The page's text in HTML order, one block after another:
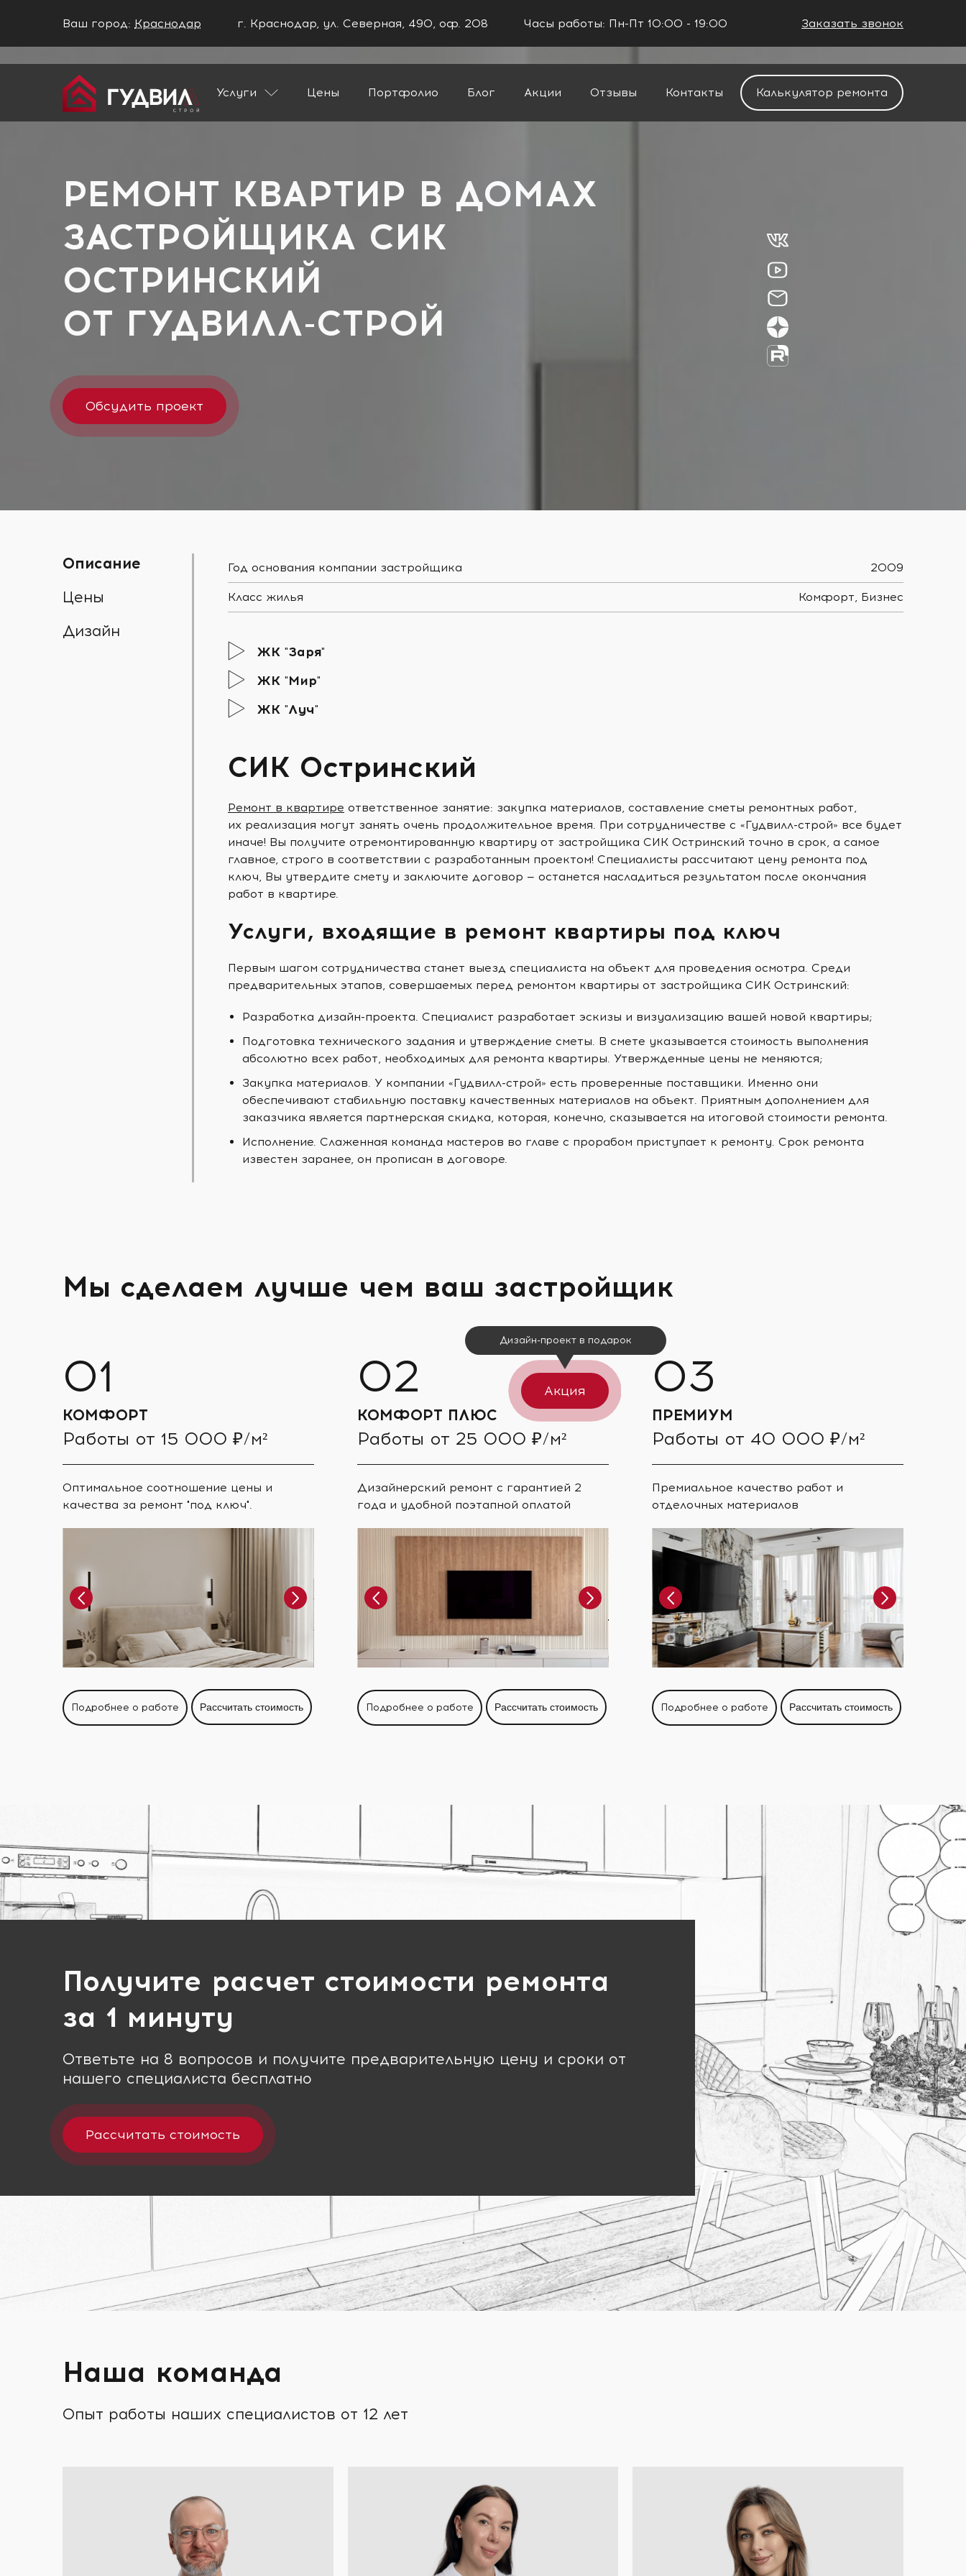
Ваш город: Краснодар
Ваш город Краснодар?
НЕТ
г. Краснодар, ул. Северная, 490, оф. 208 Часы работы: Пн-Пт 10:00 - 19:00 Заказать звонок
Услуги
Цены Портфолио Блог Акции Отзывы Контакты
Калькулятор ремонта
Главная
Застройщики
РЕМОНТ КВАРТИР В ДОМАХ
ЗАСТРОЙЩИКА СИК
ОСТРИНСКИЙ
ОТ ГУДВИЛЛ-СТРОЙ
Обсудить проект
Описание
Цены
Дизайн
Год основания компании застройщика 2009
Класс жилья Комфорт, Бизнес
ЖК "Заря"
ЖК "Мир"
ЖК "Луч"
СИК Остринский
Ремонт в квартире ответственное занятие: закупка материалов, составление сметы ремонтных работ,
их реализация могут занять очень продолжительное время. При сотрудничестве с «Гудвилл-строй» все будет
иначе! Вы получите отремонтированную квартиру от застройщика СИК Остринский точно в срок, а самое
главное, строго в соответствии с разработанным проектом! Специалисты рассчитают цену ремонта под
ключ, Вы утвердите смету и заключите договор — останется насладиться результатом после окончания
работ в квартире.
Услуги, входящие в ремонт квартиры под ключ
Первым шагом сотрудничества станет выезд специалиста на объект для проведения осмотра. Среди
предварительных этапов, совершаемых перед ремонтом квартиры от застройщика СИК Остринский:
Разработка дизайн-проекта. Специалист разработает эскизы и визуализацию вашей новой квартиры;
Подготовка технического задания и утверждение сметы. В смете указывается стоимость выполнения
абсолютно всех работ, необходимых для ремонта квартиры. Утвержденные цены не меняются;
Закупка материалов. У компании «Гудвилл-строй» есть проверенные поставщики. Именно они
обеспечивают стабильную поставку качественных материалов на объект. Приятным дополнением для
заказчика является партнерская скидка, которая, конечно, сказывается на итоговой стоимости ремонта.
Исполнение. Слаженная команда мастеров во главе с прорабом приступает к ремонту. Срок ремонта
известен заранее, он прописан в договоре.
Мы сделаем лучше чем ваш застройщик
КОМФОРТ
Работы от 15 000 ₽/м²
Оптимальное соотношение цены и
качества за ремонт "под ключ".
Подробнее о работе Рассчитать стоимость
КОМФОРТ ПЛЮС
Работы от 25 000 ₽/м²
Дизайнерский ремонт с гарантией 2
года и удобной поэтапной оплатой
Подробнее о работе Рассчитать стоимость
Акция
Дизайн-проект в подарок
ПРЕМИУМ
Работы от 40 000 ₽/м²
Премиальное качество работ и
отделочных материалов
Подробнее о работе Рассчитать стоимость
Получите расчет стоимости ремонта
за 1 минуту
Ответьте на 8 вопросов и получите предварительную цену и сроки от
нашего специалиста бесплатно
Рассчитать стоимость
Наша команда
Опыт работы наших специалистов от 12 лет